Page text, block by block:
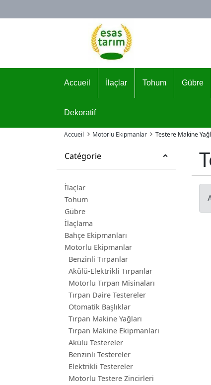
Logo
Accueil İlaçlar Tohum Gübre
Dekoratif
Accueil Motorlu Ekipmanlar Testere Makine
Catégorie
İlaçlar
Tohum
Gübre
İlaçlama
Bahçe Ekipmanları
Motorlu Ekipmanlar
Benzinli Tırpanlar
Akülü-Elektrikli Tırpanlar
Motorlu Tırpan Misinaları
Tırpan Daire Testereler
Otomatik Başlıklar
Tırpan Makine Yağları
Tırpan Makine Ekipmanları
Akülü Testereler
Benzinli Testereler
Elektrikli Testereler
Motorlu Testere Zincirleri